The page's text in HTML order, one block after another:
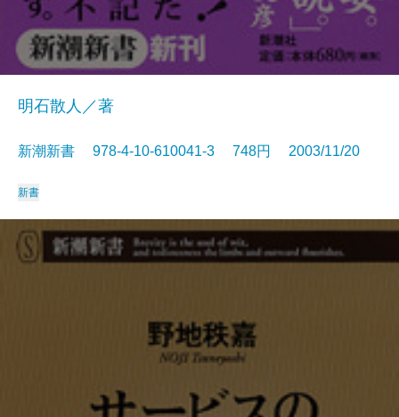
明石散人／著
新潮新書 978-4-10-610041-3 748円 2003/11/20
新書